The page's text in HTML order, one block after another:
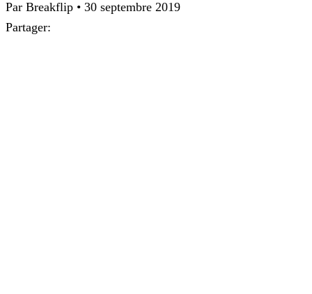
Par Breakflip • 30 septembre 2019
Partager: